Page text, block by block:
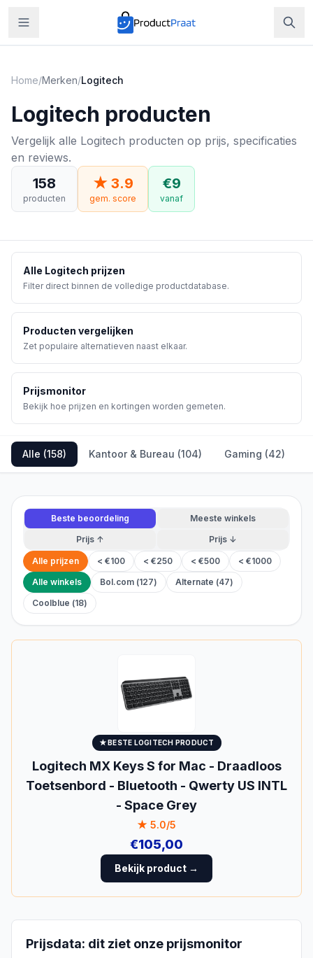
Home/Merken/Logitech
Logitech producten
Vergelijk alle Logitech producten op prijs, specificaties
en reviews.
158
producten
★ 3.9
gem. score
€9
vanaf
Alle Logitech prijzen
Filter direct binnen de volledige productdatabase.
Producten vergelijken
Zet populaire alternatieven naast elkaar.
Prijsmonitor
Bekijk hoe prijzen en kortingen worden gemeten.
Alle (158) Kantoor & Bureau (104) Gaming (42)
Beste beoordeling
Meeste winkels
Prijs ↑
Prijs ↓
Alle prijzen < €100 < €250 < €500
< €1000
Alle winkels
Bol.com (127) Alternate (47)
Coolblue (18)
★ BESTE LOGITECH PRODUCT
Logitech MX Keys S for Mac - Draadloos
Toetsenbord - Bluetooth - Qwerty US INTL
- Space Grey
★ 5.0/5
€105,00
Bekijk product →
Prijsdata: dit ziet onze prijsmonitor